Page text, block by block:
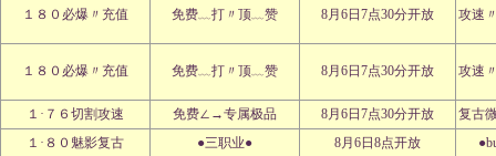
１８０必爆〃充值 免费﹏打〃顶﹏赞 8月6日7点30分开放 攻速
１８０必爆〃充值 免费﹏打〃顶﹏赞 8月6日7点30分开放 攻速
１·７６切割攻速 免费∠→专属极品 8月6日7点30分开放
复古
１·８０魅影复古
●三职业● 8月6日8点开放